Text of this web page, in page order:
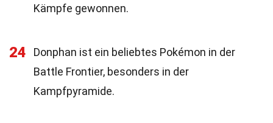
Kämpfe gewonnen.
24
Donphan ist ein beliebtes Pokémon in der
Battle Frontier, besonders in der
Kampfpyramide.